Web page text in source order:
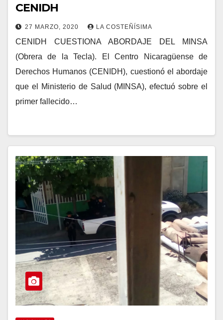
CENIDH
27 MARZO, 2020 LA COSTEÑÍSIMA
CENIDH CUESTIONA ABORDAJE DEL MINSA
(Obrera de la Tecla). El Centro Nicaragüense de
Derechos Humanos (CENIDH), cuestionó el abordaje
que el Ministerio de Salud (MINSA), efectuó sobre el
primer fallecido…